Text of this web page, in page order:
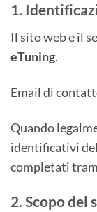
1.
Il sito web e il
eTuning.
Email di
Quando
identificativi
completati
2. Scopo del